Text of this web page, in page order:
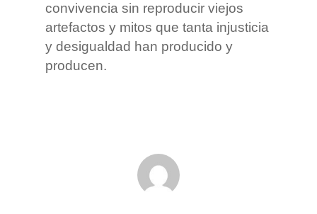
convivencia sin reproducir viejos
artefactos y mitos que tanta injusticia
y desigualdad han producido y
producen.